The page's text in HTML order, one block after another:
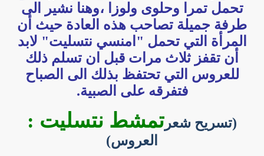
تحمل تمرا وحلوى ولوزا ،وهنا نشير الى
طرفة جميلة تصاحب هذه العادة حيث أن
المرأة التي تحمل "امنسي نتسليت" لابد
أن تقفز ثلاث مرات قبل ان تسلم ذلك
للعروس التي تحتفظ بذلك الى الصباح
فتفرقه على الصبية.
تمشط نتسليت : (تسريح شعر
العروس)